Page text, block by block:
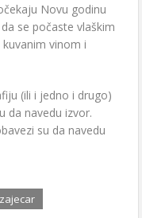
Novu godinu
se počaste vlaškim
vinom i
(ili i jedno i drugo)
da navedu izvor.
su da navedu
zajecar